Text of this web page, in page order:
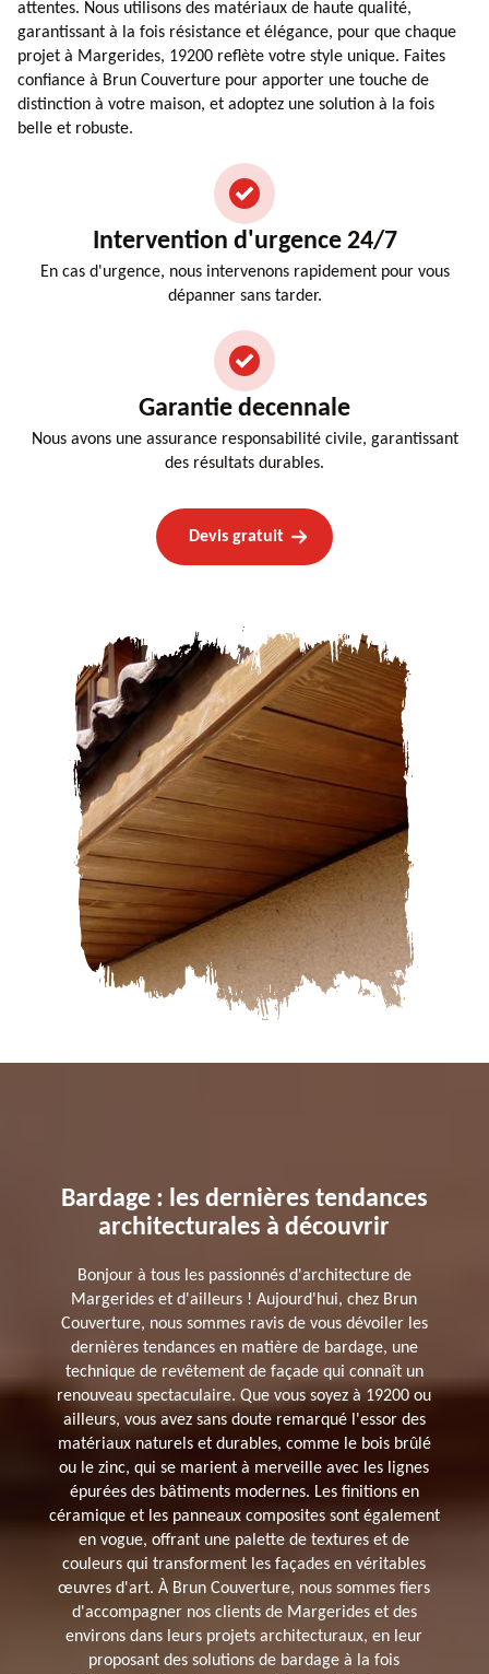
attentes. Nous utilisons des matériaux de haute qualité,
garantissant à la fois résistance et élégance, pour que chaque
projet à Margerides, 19200 reflète votre style unique. Faites
confiance à Brun Couverture pour apporter une touche de
distinction à votre maison, et adoptez une solution à la fois
belle et robuste.
Intervention d'urgence 24/7
En cas d'urgence, nous intervenons rapidement pour vous
dépanner sans tarder.
Garantie decennale
Nous avons une assurance responsabilité civile, garantissant
des résultats durables.
Devis gratuit
Bardage : les dernières tendances
architecturales à découvrir
Bonjour à tous les passionnés d'architecture de
Margerides et d'ailleurs ! Aujourd'hui, chez Brun
Couverture, nous sommes ravis de vous dévoiler les
dernières tendances en matière de bardage, une
technique de revêtement de façade qui connaît un
renouveau spectaculaire. Que vous soyez à 19200 ou
ailleurs, vous avez sans doute remarqué l'essor des
matériaux naturels et durables, comme le bois brûlé
ou le zinc, qui se marient à merveille avec les lignes
épurées des bâtiments modernes. Les finitions en
céramique et les panneaux composites sont également
en vogue, offrant une palette de textures et de
couleurs qui transforment les façades en véritables
œuvres d'art. À Brun Couverture, nous sommes fiers
d'accompagner nos clients de Margerides et des
environs dans leurs projets architecturaux, en leur
proposant des solutions de bardage à la fois